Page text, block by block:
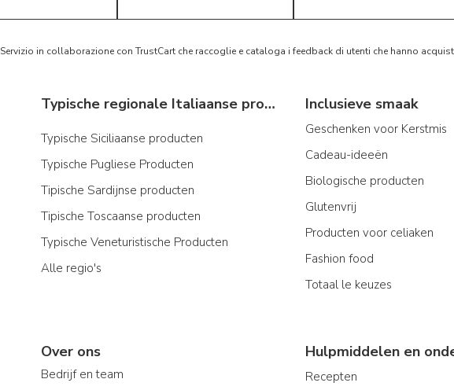
Servizio in collaborazione con TrustCart che raccoglie e cataloga i feedback di utenti che hanno
Typische regionale Italiaanse producten
Typische Siciliaanse producten
Typische Pugliese Producten
Tipische Sardijnse producten
Tipische Toscaanse producten
Typische Veneturistische Producten
Alle regio's
Inclusieve smaak
Geschenken voor Kerstmis
Cadeau-ideeën
Biologische producten
Glutenvrij
Producten voor celiaken
Fashion food
Totaal le keuzes
Over ons
Bedrijf en team
Hulpmiddelen en
Recepten